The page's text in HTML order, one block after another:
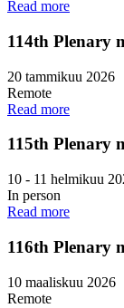
Read more
114th Plenary
20 tammikuu 2026
Remote
Read more
115th Plenary
10 - 11 helmikuu
In person
Read more
116th Plenary
10 maaliskuu 2026
Remote